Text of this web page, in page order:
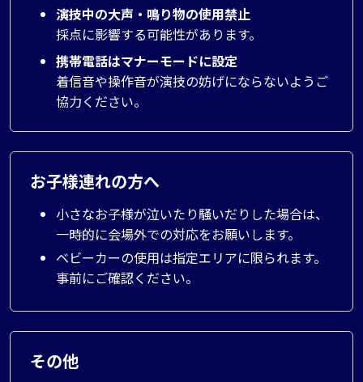
演技中の大声・鳴り物の使用禁止
採点に影響する可能性があります。
携帯電話はマナーモードに設定
着信音や操作音が演技の妨げにならないようご
協力ください。
お子様連れの方へ
小さなお子様が泣いたり騒いだりした場合は、
一時的に会場外での対応をお願いします。
ベビーカーの使用は指定エリアに限られます。
事前にご確認ください。
その他